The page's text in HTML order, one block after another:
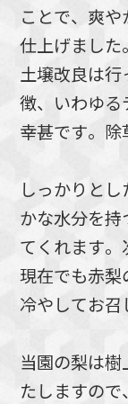
ことで、爽
仕上げました
土壌改良は
徴、いわゆる
幸甚です。除
しっかりと
かな水分を持
てくれます。
現在でも赤梨
冷やしてお召
当園の梨は
たしますの